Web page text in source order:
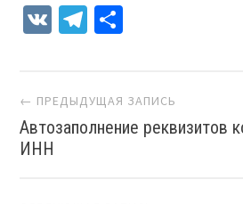
VK Telegram
Навигация
← ПРЕДЫДУЩАЯ ЗАПИСЬ
Автозаполнение реквизитов
ИНН